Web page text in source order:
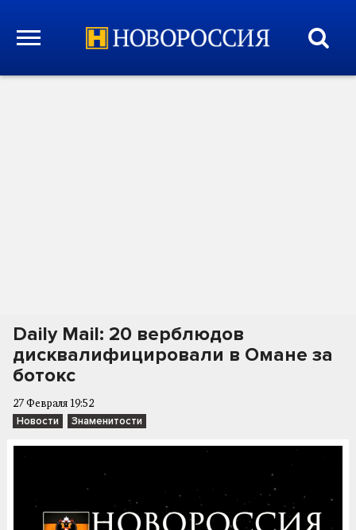
Daily Mail: 20 верблюдов
дисквалифицировали в Омане за
ботокс
27 Февраля 19:52
Новости Знаменитости